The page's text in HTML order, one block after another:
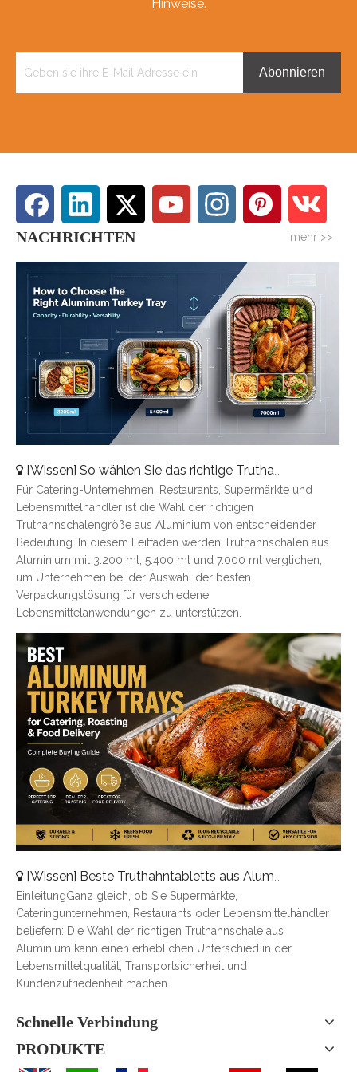
Hinweise.
Abonnieren
NACHRICHTEN mehr >>
[Wissen] So wählen Sie das richtige Truthahntablett aus Aluminium aus: Eine vollständige Größenübersicht
Für Catering-Unternehmen, Restaurants, Supermärkte und
Lebensmittelhändler ist die Wahl der richtigen
Truthahnschalengröße aus Aluminium von entscheidender
Bedeutung. In diesem Leitfaden werden Truthahnschalen aus
Aluminium mit 3.200 ml, 5.400 ml und 7.000 ml verglichen,
um Unternehmen bei der Auswahl der besten
Verpackungslösung für verschiedene
Lebensmittelanwendungen zu unterstützen.
[Wissen] Beste Truthahntabletts aus Aluminium für Catering, Braten und Essenslieferung
EinleitungGanz gleich, ob Sie Supermärkte,
Cateringunternehmen, Restaurants oder Lebensmittelhändler
beliefern: Die Wahl der richtigen Truthahnschale aus
Aluminium kann einen erheblichen Unterschied in der
Lebensmittelqualität, Transportsicherheit und
Kundenzufriedenheit machen.
Schnelle Verbindung
PRODUKTE